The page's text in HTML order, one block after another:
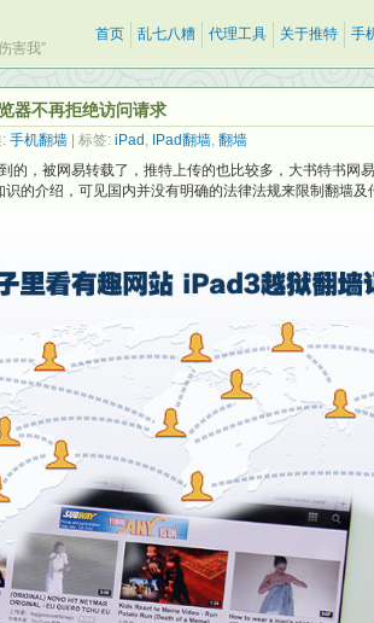
害我”
首页 乱七八糟 代理工具 关于推特 手
器不再拒绝访问请求
: 手机翻墙 | 标签: iPad , IPad翻墙, 翻墙
的，被网易转载了，推特上传的也比较多，大书特书网
的介绍，可见国内并没有明确的法律法规来限制翻墙及